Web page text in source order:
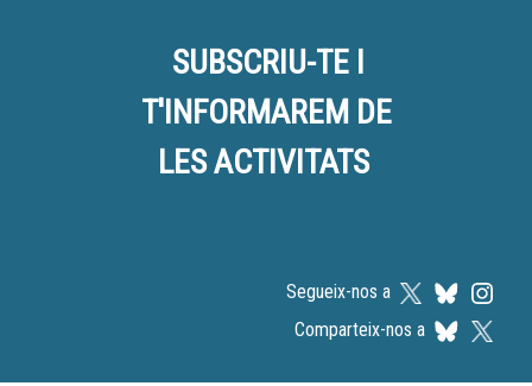
SUBSCRIU-TE I
T'INFORMAREM DE
LES ACTIVITATS
Segueix-nos a
Comparteix-nos a